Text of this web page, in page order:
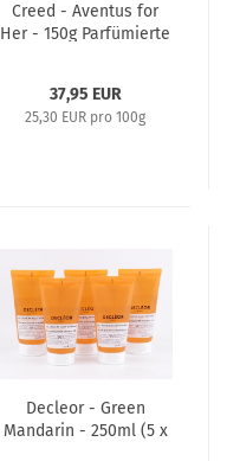
Creed - Aventus for
Her - 150g Parfümierte
37,95 EUR
25,30 EUR pro 100g
Decleor - Green
Mandarin - 250ml (5 x